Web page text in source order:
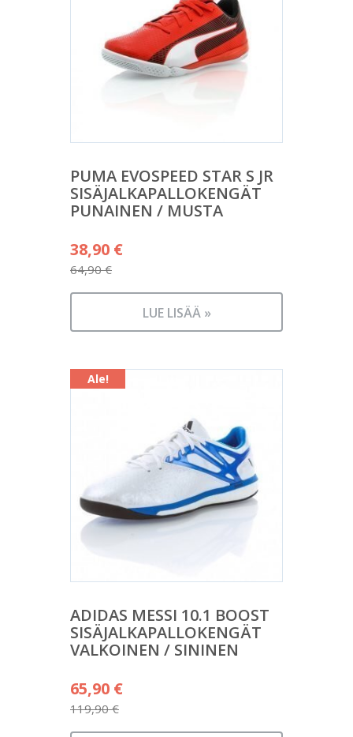
PUMA EVOSPEED STAR S JR
SISÄJALKAPALLOKENGÄT
PUNAINEN / MUSTA
64,90€
Alkuperäinen
hinta
oli:
38,90 €
Nykyinen
on:
LUE LISÄÄ »
Ale!
ADIDAS MESSI 10.1 BOOST
SISÄJALKAPALLOKENGÄT
VALKOINEN / SININEN
119,90€
Alkuperäinen
hinta
oli:
65,90 €
Nykyinen